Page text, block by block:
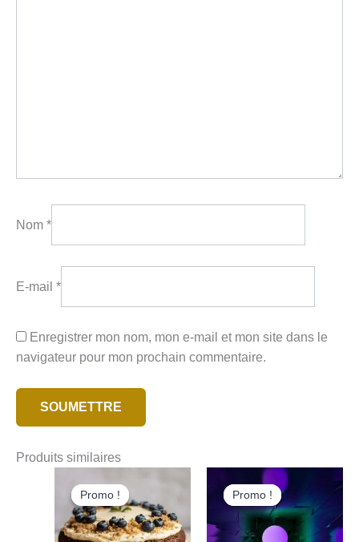
Nom *
E-mail *
Enregistrer mon nom, mon e-mail et mon site dans le
navigateur pour mon prochain commentaire.
Produits similaires
Promo !
Promo ! Promo !
Promo !